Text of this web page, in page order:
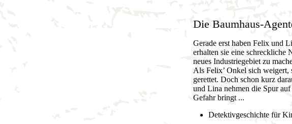
Die Baumhaus-
Gerade erst haben Felix und
erhalten sie eine schreckliche
neues Industriegebiet zu
Als Felix’ Onkel sich weigert,
gerettet. Doch schon kurz
und Lina nehmen die Spur
Gefahr bringt ...
Detektivgeschichte für